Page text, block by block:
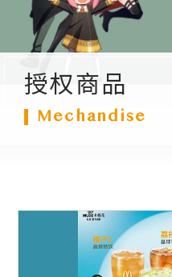
授权商品
Mechandise